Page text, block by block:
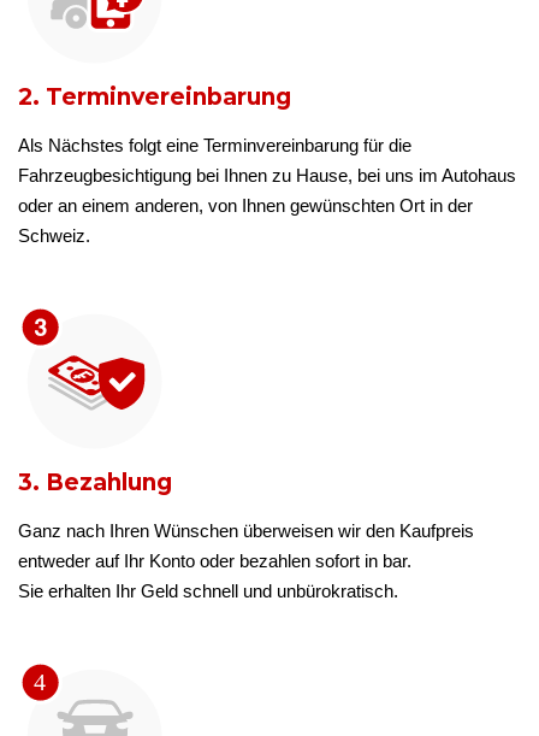
2. Terminvereinbarung
Als Nächstes folgt eine Terminvereinbarung für die
Fahrzeugbesichtigung bei Ihnen zu Hause, bei uns im Autohaus
oder an einem anderen, von Ihnen gewünschten Ort in der
Schweiz.
3. Bezahlung
Ganz nach Ihren Wünschen überweisen wir den Kaufpreis
entweder auf Ihr Konto oder bezahlen sofort in bar.
Sie erhalten Ihr Geld schnell und unbürokratisch.